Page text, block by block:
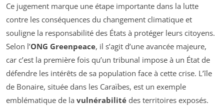
Ce jugement marque une étape importante dans la lutte
contre les conséquences du changement climatique et
souligne la responsabilité des États à protéger leurs citoyens.
Selon l’ONG Greenpeace, il s’agit d’une avancée majeure,
car c’est la première fois qu’un tribunal impose à un État de
défendre les intérêts de sa population face à cette crise. L’île
de Bonaire, située dans les Caraïbes, est un exemple
emblématique de la vulnérabilité des territoires exposés.